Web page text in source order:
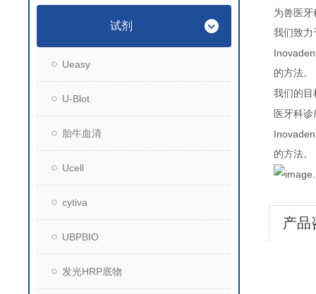
试剂
Ueasy
U-Blot
胎牛血清
Ucell
cytiva
UBPBIO
发光HRP底物
为兽医
我们致力
的方法。
我们的目
医牙科
的方法。
产品